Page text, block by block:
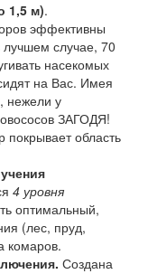
1,5 м).
эффективны
случае, 70
насекомых
на Вас. Имея
нежели у
ЗАГОДЯ!
покрывает область
4 уровня
оптимальный,
(лес, пруд,
комаров.
Создана